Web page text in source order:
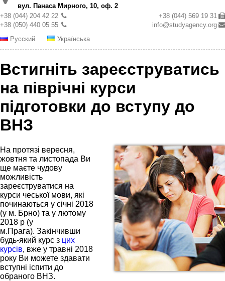
вул. Панаса Мирного, 10, оф. 2
+38 (044) 204 42 22
+38 (050) 440 05 55
+38 (044) 569 19 31
info@studyagency.org
Русский
Українська
Встигніть зареєструватись
на піврічні курси
підготовки до вступу до
ВНЗ
На протязі вересня,
жовтня та листопада Ви
ще маєте чудову
можливість
зареєструватися на
курси чеської мови, які
починаються у січні 2018
(у м. Брно) та у лютому
2018 р (у
м.Прага). Закінчивши
будь-який курс з цих
курсів, вже у травні 2018
року Ви можете здавати
вступні іспити до
обраного ВНЗ.